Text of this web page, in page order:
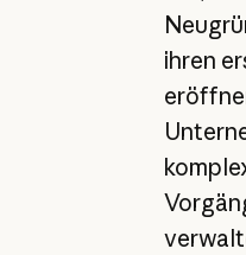
ihren